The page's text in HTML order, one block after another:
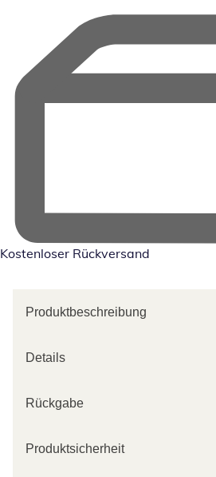
Kostenloser Rückversand
Produktbeschreibung
Details
Rückgabe
Produktsicherheit